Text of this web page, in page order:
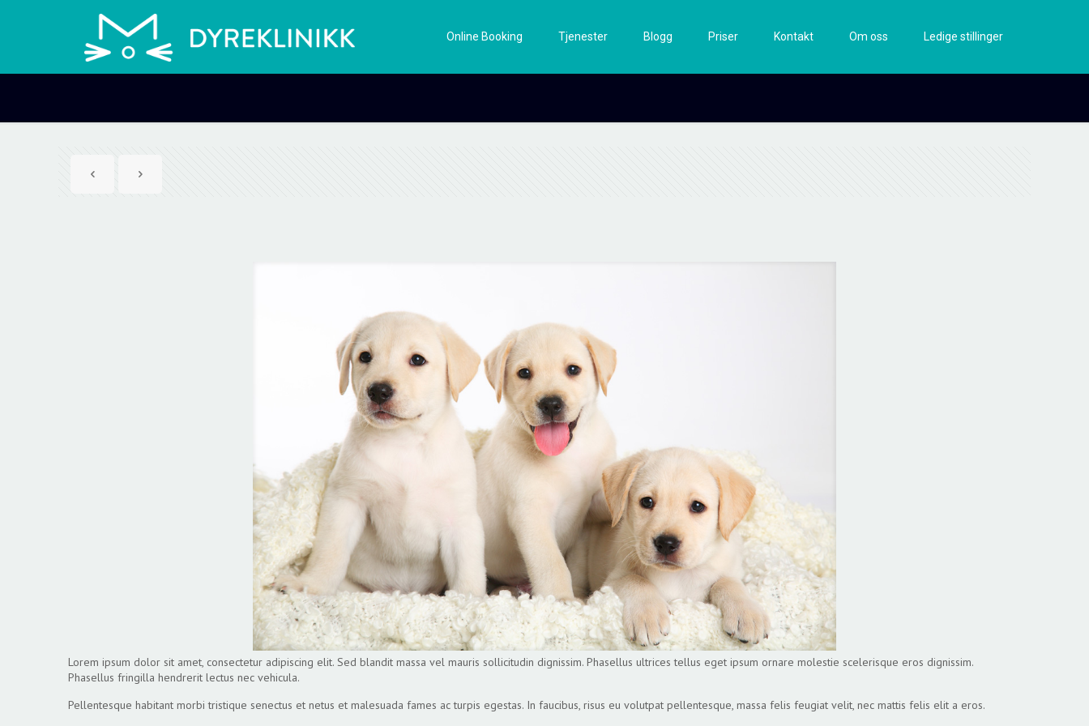
Online Booking Tjenester Blogg Priser Kontakt Om oss Ledige stillinger
Lorem ipsum dolor sit amet, consectetur adipiscing elit. Sed blandit massa vel mauris sollicitudin dignissim. Phasellus ultrices tellus eget ipsum ornare molestie scelerisque eros dignissim.
Phasellus fringilla hendrerit lectus nec vehicula.
Pellentesque habitant morbi tristique senectus et netus et malesuada fames ac turpis egestas. In faucibus, risus eu volutpat pellentesque, massa felis feugiat velit, nec mattis felis elit a eros.